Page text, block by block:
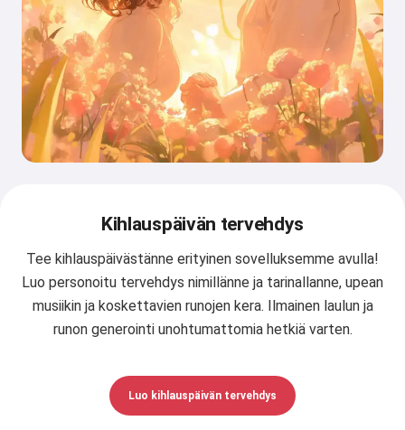
Kihlauspäivän tervehdys
Tee kihlauspäivästänne erityinen sovelluksemme avulla!
Luo personoitu tervehdys nimillänne ja tarinallanne, upean
musiikin ja koskettavien runojen kera. Ilmainen laulun ja
runon generointi unohtumattomia hetkiä varten.
Luo kihlauspäivän tervehdys